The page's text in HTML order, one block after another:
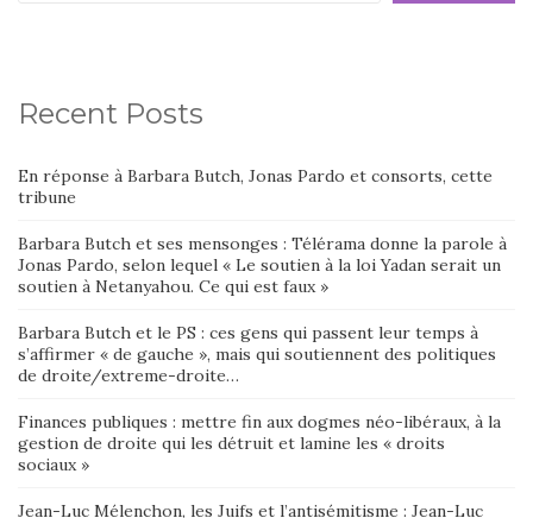
Recent Posts
En réponse à Barbara Butch, Jonas Pardo et consorts, cette
tribune
Barbara Butch et ses mensonges : Télérama donne la parole à
Jonas Pardo, selon lequel « Le soutien à la loi Yadan serait un
soutien à Netanyahou. Ce qui est faux »
Barbara Butch et le PS : ces gens qui passent leur temps à
s’affirmer « de gauche », mais qui soutiennent des politiques
de droite/extreme-droite…
Finances publiques : mettre fin aux dogmes néo-libéraux, à la
gestion de droite qui les détruit et lamine les « droits
sociaux »
Jean-Luc Mélenchon, les Juifs et l’antisémitisme : Jean-Luc